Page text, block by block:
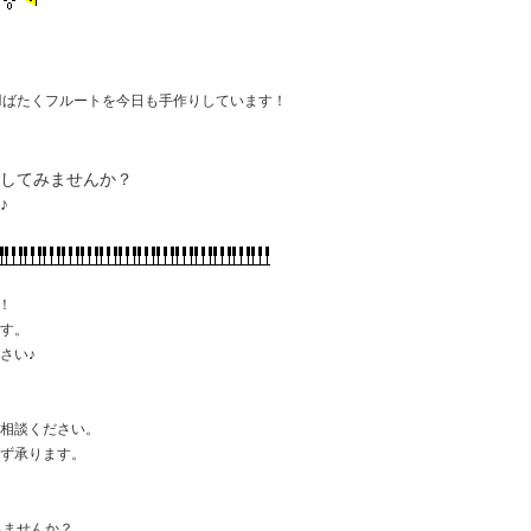
たくフルートを今日も手作りしています！
てみませんか？
。
い♪
談ください。
承ります。